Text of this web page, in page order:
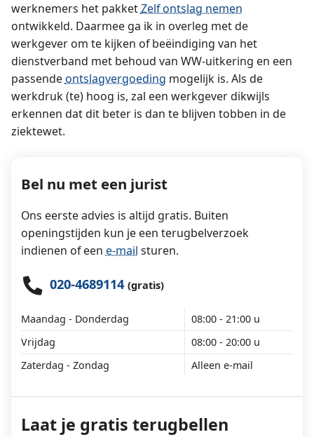
werknemers het pakketZelf ontslag nemen
ontwikkeld. Daarmee ga ik in overleg met de
werkgever om te kijken of beëindiging van het
dienstverband met behoud van WW-uitkering en een
passendeontslagvergoeding mogelijk is. Als de
werkdruk (te) hoog is, zal een werkgever dikwijls
erkennen dat dit beter is dan te blijven tobben in de
ziektewet.
Bel nu met een jurist
Ons eerste advies is altijd gratis. Buiten
openingstijden kun je een terugbelverzoek
indienen of een e-mail sturen.
020-4689114 (gratis)
Maandag - Donderdag
08:00 - 21:00 u
Vrijdag
08:00 - 20:00 u
Zaterdag - Zondag
Alleen e-mail
Laat je gratis terugbellen